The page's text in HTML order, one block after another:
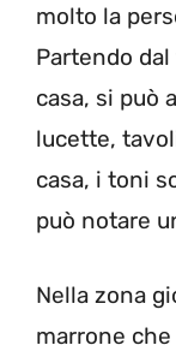
molto la
Partendo
casa, si può
lucette,
casa, i toni
può notare
Nella zona
marrone